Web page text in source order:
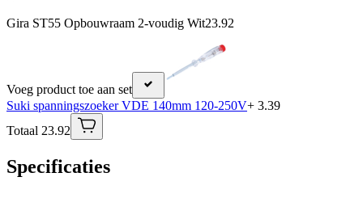
Gira ST55 Opbouwraam 2-voudig Wit23.92
Voeg product toe aan set
Suki spanningszoeker VDE 140mm 120-250V+ 3.39
Totaal 23.92
Specificaties